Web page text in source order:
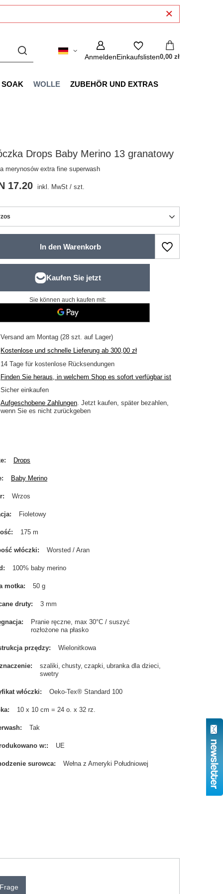
AnmeldenEinkaufslisten0,00 zł
SOAK WOLLE ZUBEHÖR UND EXTRAS
Drops Baby Merino 13 granatowy
merynosów extra fine superwash
17.20 inkl. MwSt /szt.
In den Warenkorb
Sie können auch kaufen mit:
Versandam Montag (28 szt. auf Lager)
Kostenlose und schnelle Lieferung ab300,00 zł
14 Tage für kostenlose Rücksendungen
Finden Sie heraus, in welchem Shop es sofort verfügbar ist
Sicher einkaufen
Aufgeschobene Zahlungen. Jetzt kaufen, später bezahlen,
wenn Sie es nicht zurückgeben
Drops
Baby Merino
Wrzos
Fioletowy
175 m
włóczki Worsted / Aran
100% baby merino
motka 50 g
druty 3 mm
Pranie ręczne, max 30°C / suszyć
rozłożone na płasko
przędzy Wielonitkowa
szaliki chusty czapki ubranka dla dzieci
swetry
włóczki Oeko-Tex® Standard 100
10 x 10 cm = 24 o. x 32 rz.
Tak
w: UE
surowca Wełna z Ameryki Południowej